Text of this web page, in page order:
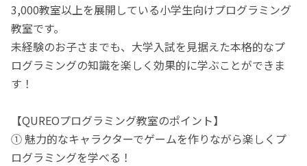
3,000教室以上を展開している小学生向けプログラミング
教室です。
未経験のお子さまでも、大学入試を見据えた本格的なプ
ログラミングの知識を楽しく効果的に学ぶことができま
す！
【QUREOプログラミング教室のポイント】
① 魅力的なキャラクターでゲームを作りながら楽しくプ
ログラミングを学べる！